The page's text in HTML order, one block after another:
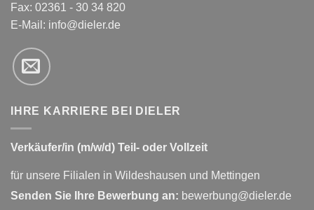
Fax: 02361 - 30 34 820
E-Mail: info@dieler.de
IHRE KARRIERE BEI DIELER
Verkäufer/in (m/w/d) Teil- oder Vollzeit
für unsere Filialen in Wildeshausen und Mettingen
Senden Sie Ihre Bewerbung an: bewerbung@dieler.de